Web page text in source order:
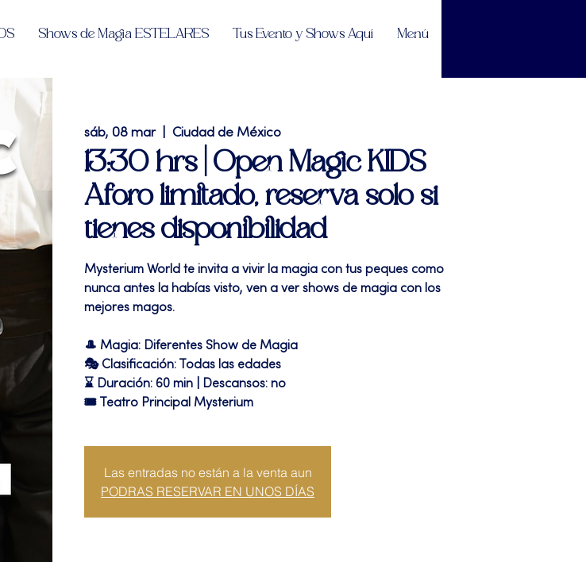
Shows de Magia ESTELARES Tus Evento y Shows Aquí Menú
sáb, 08 mar
  |
Ciudad de México
13:30 hrs | Open Magic KIDS
Aforo limitado, reserva solo si
tienes disponibilidad
Mysterium World te invita a vivir la magia con tus peques como
nunca antes la habías visto, ven a ver shows de magia con los
mejores magos.
🎩 Magia: Diferentes Show de Magia
🎭 Clasificación: Todas las edades
⌛ Duración: 60 min | Descansos: no
🎟 Teatro Principal Mysterium
Las entradas no están a la venta aun
PODRAS RESERVAR EN UNOS DÍAS